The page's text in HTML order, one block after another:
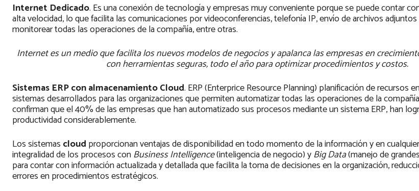
Internet Dedicado. Es una conexión de tecnología y empresas muy conveniente porque se puede contar
alta velocidad, lo que facilita las comunicaciones por videoconferencias, telefonía IP, envío de archivos
monitorear todas las operaciones de la compañía, entre otras.
Internet es un medio que facilita los nuevos modelos de negocios y apalanca las empresas en
con herramientas seguras, todo el año para optimizar procedimientos y costos.
Sistemas ERP con almacenamiento Cloud. ERP (Enterprice Resource Planning) planificación de recursos
sistemas desarrollados para las organizaciones que permiten automatizar todas las operaciones de la
confirman que el 40% de las empresas que han automatizado sus procesos mediante un sistema ERP, han
productividad considerablemente.
Los sistemas cloud proporcionan ventajas de disponibilidad en todo momento de la información y en
integralidad de los procesos conBusiness Intelligence(inteligencia de negocio) yBig Data(manejo de
para contar con información actualizada y detallada que facilita la toma de decisiones en la organización,
errores en procedimientos estratégicos.